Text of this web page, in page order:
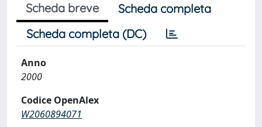
Scheda breve
Scheda completa
Scheda completa (DC)
Anno
2000
Codice OpenAlex
W2060894071